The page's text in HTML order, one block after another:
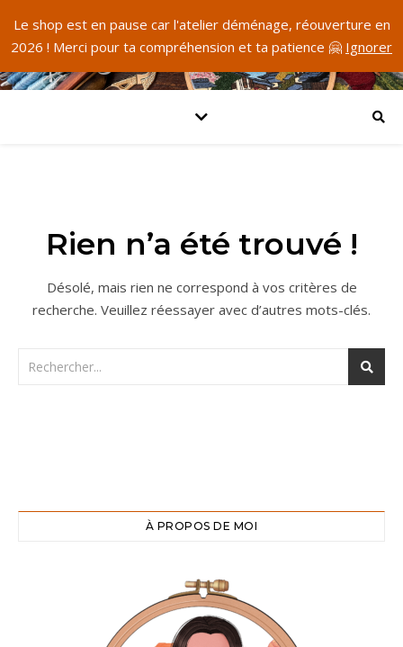
Le shop est en pause car l'atelier déménage, réouverture en
2026 ! Merci pour ta compréhension et ta patience 🤗 Ignorer
Rien n’a été trouvé !
Désolé, mais rien ne correspond à vos critères de
recherche. Veuillez réessayer avec d’autres mots-clés.
À PROPOS DE MOI